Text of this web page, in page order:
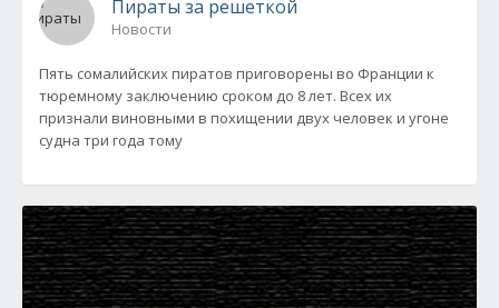
Пираты за решеткой
Новости
Пять сомалийских пиратов приговорены во Франции к
тюремному заключению сроком до 8 лет. Всех их
признали виновными в похищении двух человек и угоне
судна три года тому